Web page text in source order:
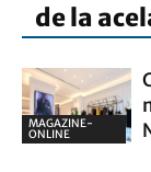
de la
MAGAZINE-
ONLINE